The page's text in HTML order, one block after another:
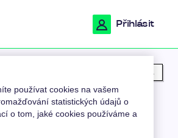
Přihlásit
Moje poloha
používat cookies na vašem
statistických údajů o
o tom, jaké cookies používáme a